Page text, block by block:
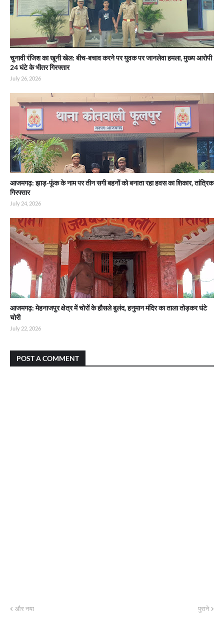
चुनावी रंजिश का खूनी खेल: बीच-बचाव करने पर युवक पर जानलेवा हमला, मुख्य आरोपी
24 घंटे के भीतर गिरफ्तार
July 26, 2026
आजमगढ़: झाड़-फूंक के नाम पर तीन सगी बहनों को बनाता रहा हवस का शिकार, तांत्रिक
गिरफ्तार
July 24, 2026
आजमगढ़: मेहनाजपुर क्षेत्र में चोरों के हौसले बुलंद, हनुमान मंदिर का ताला तोड़कर घंटे
चोरी
July 22, 2026
POST A COMMENT
और नया पुराने